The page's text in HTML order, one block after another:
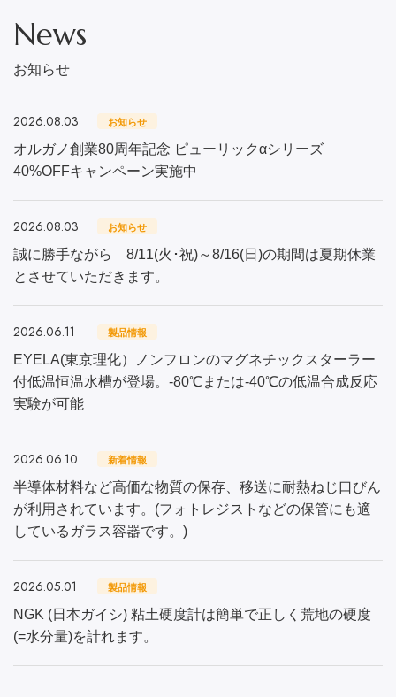
News
お知らせ
2026.08.03 お知らせ
オルガノ創業80周年記念 ピューリックαシリーズ
40%OFFキャンペーン実施中
2026.08.03 お知らせ
誠に勝手ながら 8/11(火･祝)～8/16(日)の期間は夏期休業
とさせていただきます。
2026.06.11 製品情報
EYELA(東京理化）ノンフロンのマグネチックスターラー
付低温恒温水槽が登場。-80℃または-40℃の低温合成反応
実験が可能
2026.06.10 新着情報
半導体材料など高価な物質の保存、移送に耐熱ねじ口びん
が利用されています。(フォトレジストなどの保管にも適
しているガラス容器です。)
2026.05.01 製品情報
NGK (日本ガイシ) 粘土硬度計は簡単で正しく荒地の硬度
(=水分量)を計れます。